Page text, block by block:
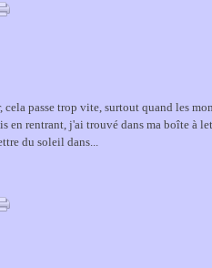
cela passe trop vite, surtout quand les
en rentrant, j'ai trouvé dans ma boîte à
du soleil dans...